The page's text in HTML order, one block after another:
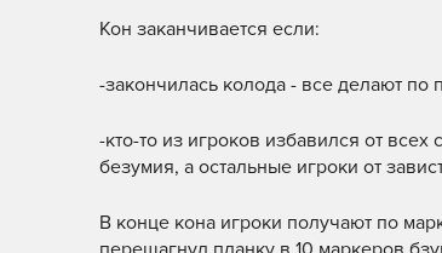
Кон заканчивается если:
-закончилась колода - все делают по
-кто-то из игроков избавился от
безумия, а остальные игроки от
В конце кона игроки получают по